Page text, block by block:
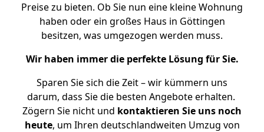
Preise zu bieten. Ob Sie nun eine kleine Wohnung
haben oder ein großes Haus in Göttingen
besitzen, was umgezogen werden muss.
Wir haben immer die perfekte Lösung für Sie.
Sparen Sie sich die Zeit – wir kümmern uns
darum, dass Sie die besten Angebote erhalten.
Zögern Sie nicht und kontaktieren Sie uns noch
heute, um Ihren deutschlandweiten Umzug von